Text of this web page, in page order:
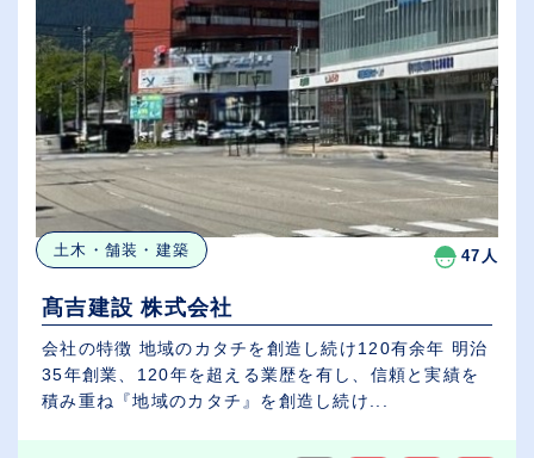
土木・舗装・建築 47人
髙吉建設 株式会社
会社の特徴 地域のカタチを創造し続け120有余年 明治
35年創業、120年を超える業歴を有し、信頼と実績を
積み重ね『地域のカタチ』を創造し続け...